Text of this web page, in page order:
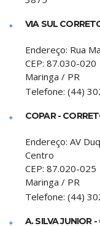
VIA SUL
Endereço: Rua
CEP: 87.030-020
Maringa / PR
Telefone: (44)
COPAR -
Endereço: AV
Centro
CEP: 87.020-025
Maringa / PR
Telefone: (44)
A. SILVA JUNIOR